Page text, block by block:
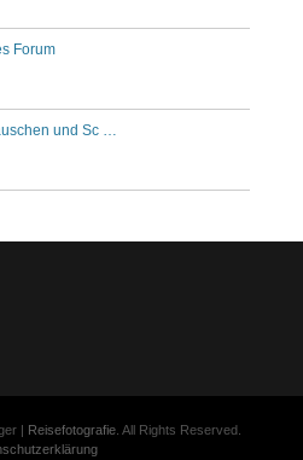
Forum
und Sc …
| Reisefotografie. All Rights Reserved.